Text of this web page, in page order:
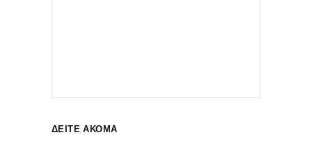
ΔΕΙΤΕ ΑΚΟΜΑ